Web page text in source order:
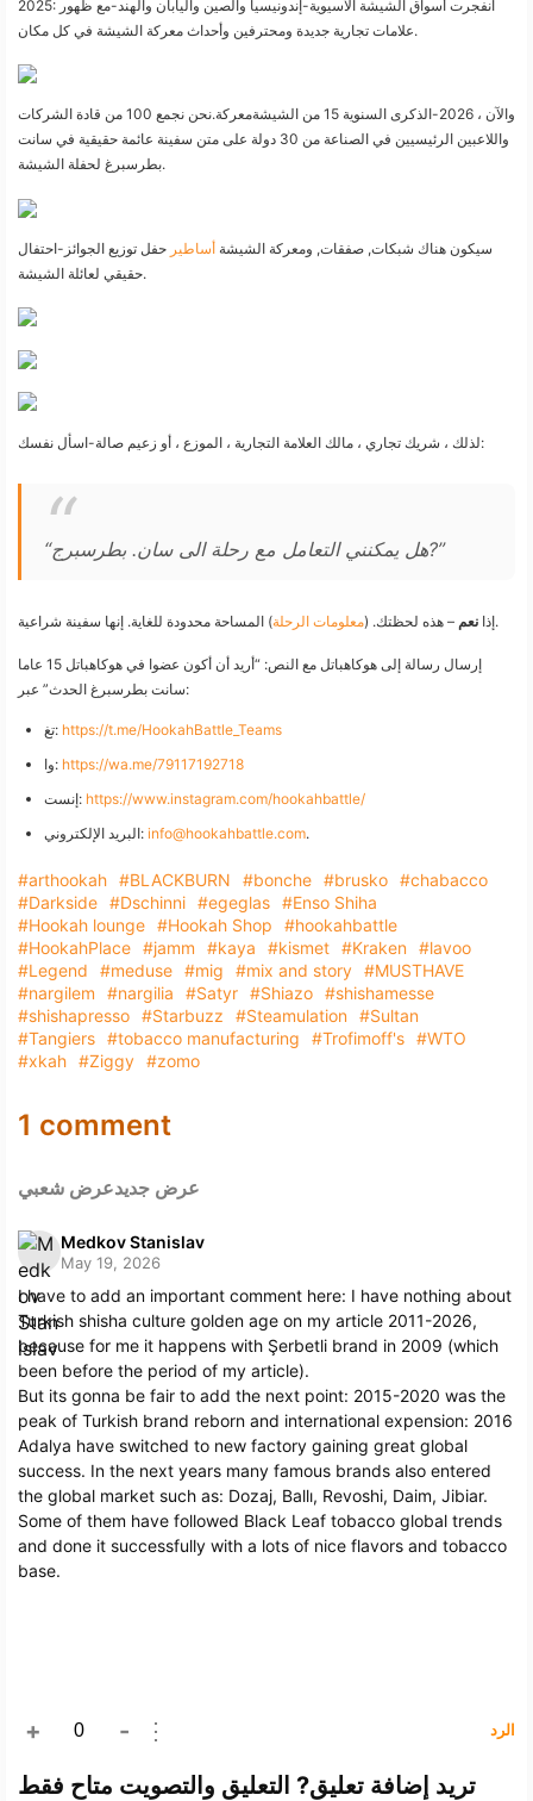
2025: انفجرت أسواق الشيشة الآسيوية-إندونيسيا والصين واليابان والهند-مع ظهور
علامات تجارية جديدة ومحترفين وأحداث معركة الشيشة في كل مكان.
والآن ، 2026-الذكرى السنوية 15 من الشيشةمعركة.نحن نجمع 100 من قادة الشركات
واللاعبين الرئيسيين في الصناعة من 30 دولة على متن سفينة عائمة حقيقية في سانت
بطرسبرغ لحفلة الشيشة.
سيكون هناك شبكات, صفقات, ومعركة الشيشة أساطير حفل توزيع الجوائز-احتفال
حقيقي لعائلة الشيشة.
لذلك ، شريك تجاري ، مالك العلامة التجارية ، الموزع ، أو زعيم صالة-اسأل نفسك:
“هل يمكنني التعامل مع رحلة الى سان. بطرسبرج?”
إذا نعم – هذه لحظتك. (معلومات الرحلة ) المساحة محدودة للغاية. إنها سفينة شراعية.
إرسال رسالة إلى هوكاهباتل مع النص: “أريد أن أكون عضوا في هوكاهباتل 15 عاما
سانت بطرسبرغ الحدث” عبر:
تغ: https://t.me/HookahBattle_Teams
وا: https://wa.me/79117192718
إنست: https://www.instagram.com/hookahbattle/
البريد الإلكتروني:info@hookahbattle.com.
#arthookah #BLACKBURN #bonche #brusko #chabacco
#Darkside #Dschinni #egeglas #Enso Shiha
#Hookah lounge #Hookah Shop
#hookahbattle
#HookahPlace #jamm #kaya #kismet #Kraken #lavoo
#Legend
#meduse #mig #mix and story #MUSTHAVE
#nargilem
#nargilia #Satyr #Shiazo #shishamesse
#shishapresso #Starbuzz #Steamulation #Sultan
#Tangiers #tobacco manufacturing #Trofimoff's #WTO
#xkah #Ziggy #zomo
1 comment
عرض شعبيعرض جديد
Medkov Stanislav
May 19, 2026
I have to add an important comment here: I have nothing about
Turkish shisha culture golden age on my article 2011-2026,
because for me it happens with Şerbetli brand in 2009 (which
been before the period of my article).
But its gonna be fair to add the next point: 2015-2020 was the
peak of Turkish brand reborn and international expension: 2016
Adalya have switched to new factory gaining great global
success. In the next years many famous brands also entered
the global market such as: Dozaj, Ballı, Revoshi, Daim, Jibiar.
Some of them have followed Black Leaf tobacco global trends
and done it successfully with a lots of nice flavors and tobacco
base.
+ - ⋮ الرد
تريد إضافة تعليق? التعليق والتصويت متاح فقط